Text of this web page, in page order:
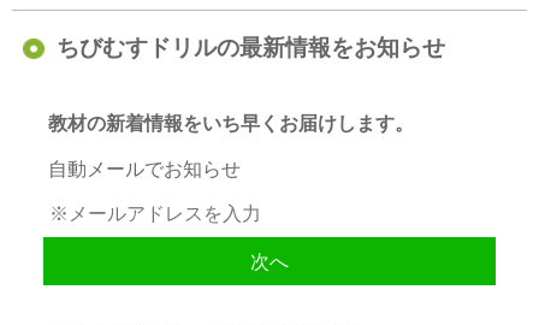
ちびむすドリルの最新情報をお知らせ
教材の新着情報をいち早くお届けします。
自動メールでお知らせ